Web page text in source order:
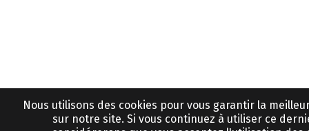
Nous utilisons des cookies pour vous garantir la
sur notre site. Si vous continuez à utiliser ce